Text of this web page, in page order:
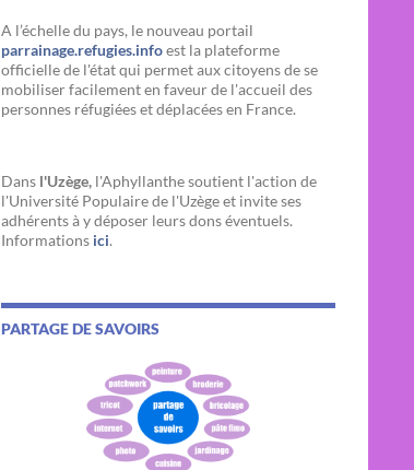
A l’échelle du pays, le nouveau portail
parrainage.refugies.infoest la plateforme
officielle de l'état qui permet aux citoyens de se
mobiliser facilement en faveur de l'accueil des
personnes réfugiées et déplacées en France.
Dans l'Uzège, l'Aphyllanthe soutient l'action de
l'Université Populaire de l'Uzège et invite ses
adhérents à y déposer leurs dons éventuels.
Informations ici.
PARTAGE DE SAVOIRS